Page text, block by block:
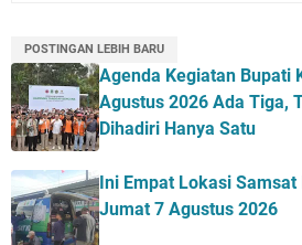
POSTINGAN LEBIH BARU
Agenda Kegiatan Bupati
Agustus 2026 Ada Tiga,
Dihadiri Hanya Satu
Ini Empat Lokasi
Jumat 7 Agustus 2026